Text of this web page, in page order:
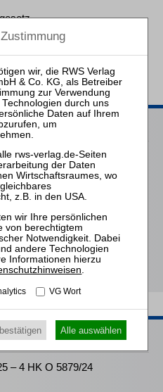
79 >|
– 4 HK O 5879/24
VG Wort
Alle auswählen